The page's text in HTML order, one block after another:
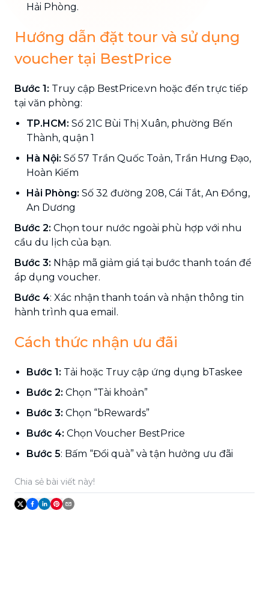
Hải Phòng.
Hướng dẫn đặt tour và sử dụng
voucher tại BestPrice
Bước 1: Truy cập BestPrice.vn hoặc đến trực tiếp
tại văn phòng:
TP.HCM: Số 21C Bùi Thị Xuân, phường Bến
Thành, quận 1
Hà Nội: Số 57 Trần Quốc Toản, Trần Hưng Đạo,
Hoàn Kiếm
Hải Phòng: Số 32 đường 208, Cái Tắt, An Đồng,
An Dương
Bước 2: Chọn tour nước ngoài phù hợp với nhu
cầu du lịch của bạn.
Bước 3: Nhập mã giảm giá tại bước thanh toán để
áp dụng voucher.
Bước 4: Xác nhận thanh toán và nhận thông tin
hành trình qua email.
Cách thức nhận ưu đãi
Bước 1: Tải hoặc Truy cập ứng dụng bTaskee
Bước 2: Chọn “Tài khoản”
Bước 3: Chọn “bRewards”
Bước 4: Chọn Voucher BestPrice
Bước 5: Bấm “Đổi quà” và tận hưởng ưu đãi
Chia sẻ bài viết này!